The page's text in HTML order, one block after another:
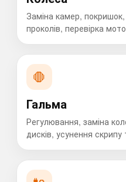
Заміна камер,
проколів, перевірка
🛑
Гальма
Регулювання, заміна
дисків, усунення